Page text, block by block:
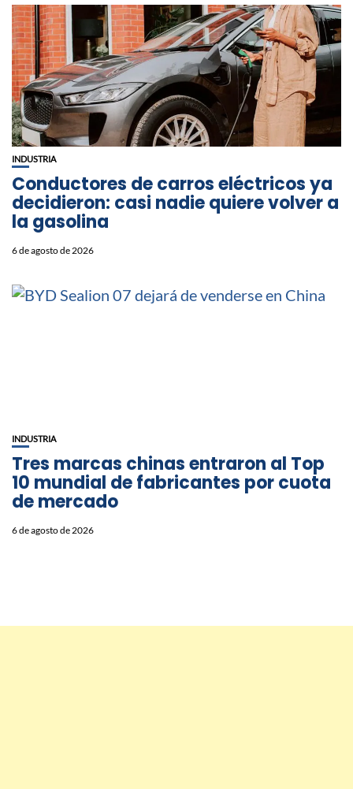
INDUSTRIA
Conductores de carros eléctricos ya
decidieron: casi nadie quiere volver a
la gasolina
6 de agosto de 2026
INDUSTRIA
Tres marcas chinas entraron al Top
10 mundial de fabricantes por cuota
de mercado
6 de agosto de 2026